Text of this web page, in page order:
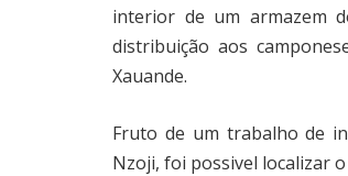
interior de um armazem
distribuição aos
Xauande.
Fruto de um trabalho de
Nzoji, foi possivel localizar